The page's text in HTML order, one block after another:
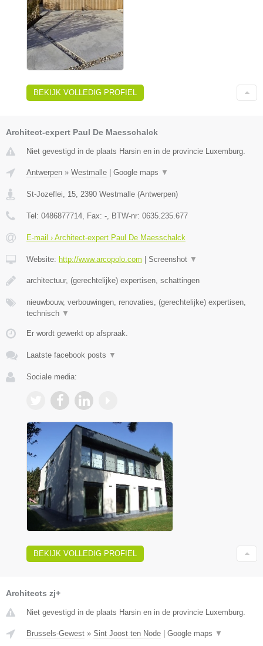
BEKIJK VOLLEDIG PROFIEL
Architect-expert Paul De Maesschalck
Niet gevestigd in de plaats Harsin en in de provincie Luxemburg.
Antwerpen » Westmalle | Google maps ▼
St-Jozeflei, 15 2390 Westmalle (Antwerpen)
Tel: 0486877714 , Fax: - , BTW-nr: 0635.235.677
E-mail › Architect-expert Paul De Maesschalck
Website: http://www.arcopolo.com | Screenshot ▼
architectuur, (gerechtelijke) expertisen, schattingen
nieuwbouw, verbouwingen, renovaties, (gerechtelijke) expertisen,
technisch ▼
Er wordt gewerkt op afspraak.
Laatste facebook posts ▼
Sociale media:
BEKIJK VOLLEDIG PROFIEL
Architects zj+
Niet gevestigd in de plaats Harsin en in de provincie Luxemburg.
Brussels-Gewest » Sint Joost ten Node Google maps ▼